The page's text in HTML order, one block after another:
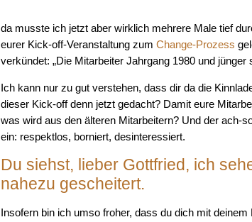
da musste ich jetzt aber wirklich mehrere Male tief
eurer Kick-off-Veranstaltung zumChange-Prozess
verkündet: „Die Mitarbeiter Jahrgang 1980 und
Ich kann nur zu gut verstehen, dass dir da die
dieser Kick-off denn jetzt gedacht? Damit eure
was wird aus den älteren Mitarbeitern? Und der ach-
ein: respektlos, borniert, desinteressiert.
Du siehst, lieber Gottfried, ich
nahezu gescheitert.
Insofern bin ich umso froher, dass du dich mit